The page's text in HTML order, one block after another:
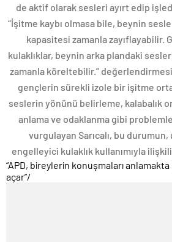
de aktif olarak sesleri ayırt edip
“İşitme kaybı olmasa bile, beynin
kapasitesi zamanla zayıflayabilir.
kulaklıklar, beynin arka plandaki
zamanla köreltebilir.”
gençlerin sürekli izole bir işitme
seslerin yönünü belirleme, kalabalık
anlama ve odaklanma gibi
vurgulayan Sarıcalı, bu
engelleyici kulaklık kullanımıyla
“APD, bireylerin konuşmaları
açar”/